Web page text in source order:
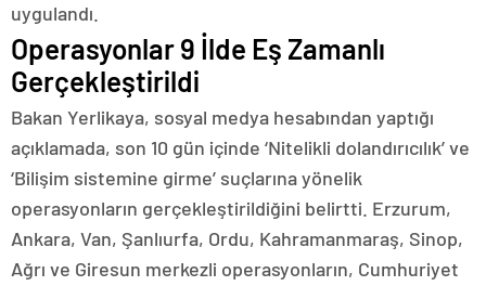
uygulandı.
Operasyonlar 9 İlde Eş Zamanlı
Gerçekleştirildi
Bakan Yerlikaya, sosyal medya hesabından yaptığı
açıklamada, son 10 gün içinde ‘Nitelikli dolandırıcılık’ ve
‘Bilişim sistemine girme’ suçlarına yönelik
operasyonların gerçekleştirildiğini belirtti. Erzurum,
Ankara, Van, Şanlıurfa, Ordu, Kahramanmaraş, Sinop,
Ağrı ve Giresun merkezli operasyonların, Cumhuriyet